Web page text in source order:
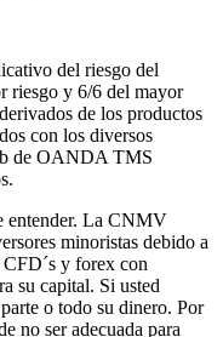
del riesgo del
riesgo y 6/6 del mayor
de los productos
con los diversos
de OANDA TMS
entender. La CNMV
minoristas debido a
y forex con
su capital. Si usted
o todo su dinero. Por
no ser adecuada para